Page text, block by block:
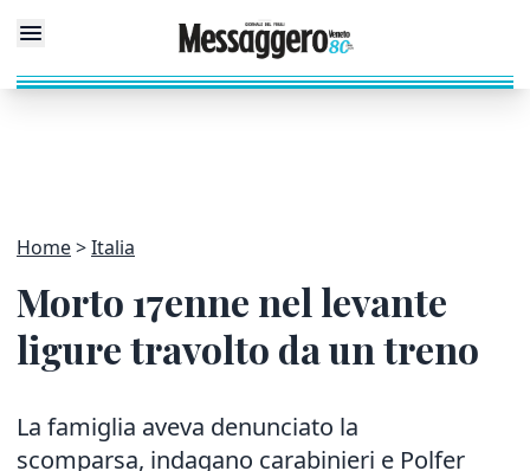
Home Italia
Morto 17enne nel levante
ligure travolto da un treno
La famiglia aveva denunciato la
scomparsa, indagano carabinieri e Polfer